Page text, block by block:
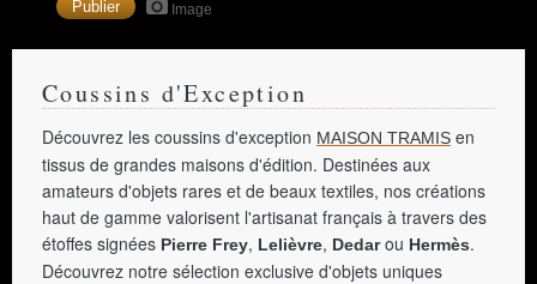
Image
Coussins d'Exception
Découvrez les coussins d'exception MAISON TRAMIS en
tissus de grandes maisons d'édition. Destinées aux
amateurs d'objets rares et de beaux textiles, nos créations
haut de gamme valorisent l'artisanat français à travers des
étoffes signées Pierre Frey, Lelièvre, Dedarou Hermès.
Découvrez notre sélection exclusive d'objets uniques